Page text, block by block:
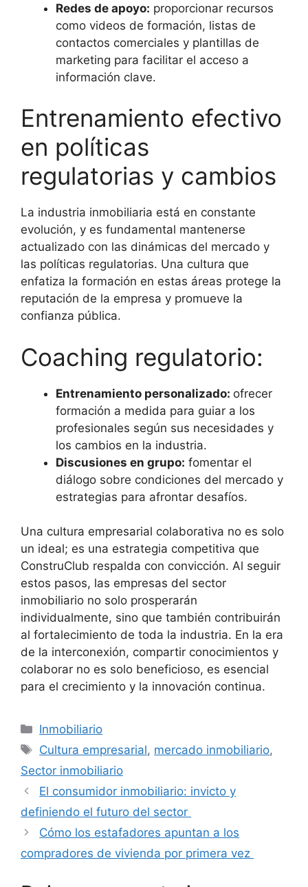
Redes de apoyo: proporcionar recursos
como videos de formación, listas de
contactos comerciales y plantillas de
marketing para facilitar el acceso a
información clave.
Entrenamiento efectivo
en políticas
regulatorias y cambios
La industria inmobiliaria está en constante
evolución, y es fundamental mantenerse
actualizado con las dinámicas del mercado y
las políticas regulatorias. Una cultura que
enfatiza la formación en estas áreas protege la
reputación de la empresa y promueve la
confianza pública.
Coaching regulatorio:
Entrenamiento personalizado: ofrecer
formación a medida para guiar a los
profesionales según sus necesidades y
los cambios en la industria.
Discusiones en grupo: fomentar el
diálogo sobre condiciones del mercado y
estrategias para afrontar desafíos.
Una cultura empresarial colaborativa no es solo
un ideal; es una estrategia competitiva que
ConstruClub respalda con convicción. Al seguir
estos pasos, las empresas del sector
inmobiliario no solo prosperarán
individualmente, sino que también contribuirán
al fortalecimiento de toda la industria. En la era
de la interconexión, compartir conocimientos y
colaborar no es solo beneficioso, es esencial
para el crecimiento y la innovación continua.
Categorías
Inmobiliario
Etiquetas
Cultura empresarial, mercado inmobiliario,
Sector inmobiliario
El consumidor inmobiliario: invicto y
definiendo el futuro del sector
Cómo los estafadores apuntan a los
compradores de vivienda por primera vez